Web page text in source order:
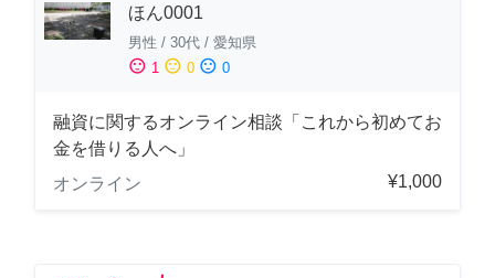
ほん0001
男性 / 30代 / 愛知県
sentiment_satisfied 1 sentiment_neutral 0 sentiment_dissatisfied 0
融資に関するオンライン相談「これから初めてお
金を借りる人へ」
オンライン
¥1,000